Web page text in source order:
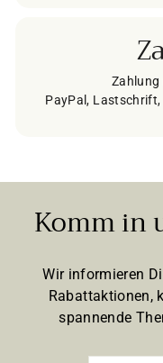
Zahlung
PayPal,
Komm in
Wir informieren
Rabattaktionen,
spannende